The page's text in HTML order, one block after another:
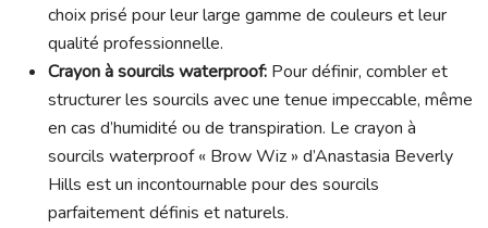
choix prisé pour leur large gamme de couleurs et leur
qualité professionnelle.
Crayon à sourcils waterproof: Pour définir, combler et
structurer les sourcils avec une tenue impeccable, même
en cas d’humidité ou de transpiration. Le crayon à
sourcils waterproof « Brow Wiz » d’Anastasia Beverly
Hills est un incontournable pour des sourcils
parfaitement définis et naturels.